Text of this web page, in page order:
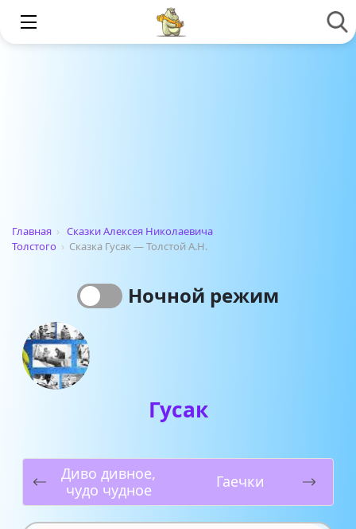
Главная › Сказки Алексея Николаевича
Толстого › Сказка Гусак — Толстой А.Н.
Ночной режим
Гусак
Диво дивное,
чудо чудное
Гаечки